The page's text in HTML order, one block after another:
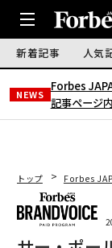
新着記事 人気
NEWS
Forbes
記事ページ
トップ Forbes